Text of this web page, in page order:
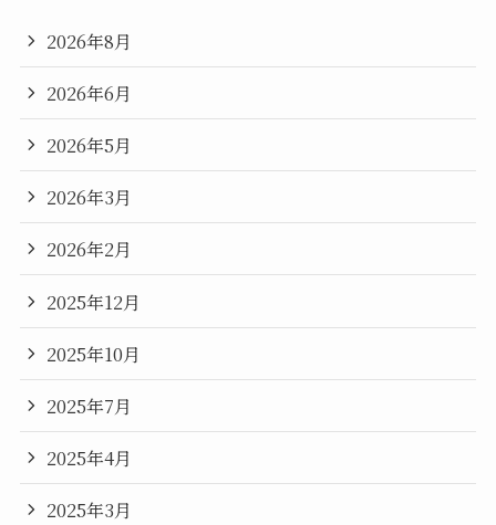
2026年8月
2026年6月
2026年5月
2026年3月
2026年2月
2025年12月
2025年10月
2025年7月
2025年4月
2025年3月